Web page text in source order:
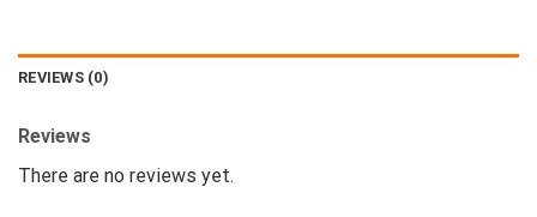
REVIEWS (0)
Reviews
There are no reviews yet.